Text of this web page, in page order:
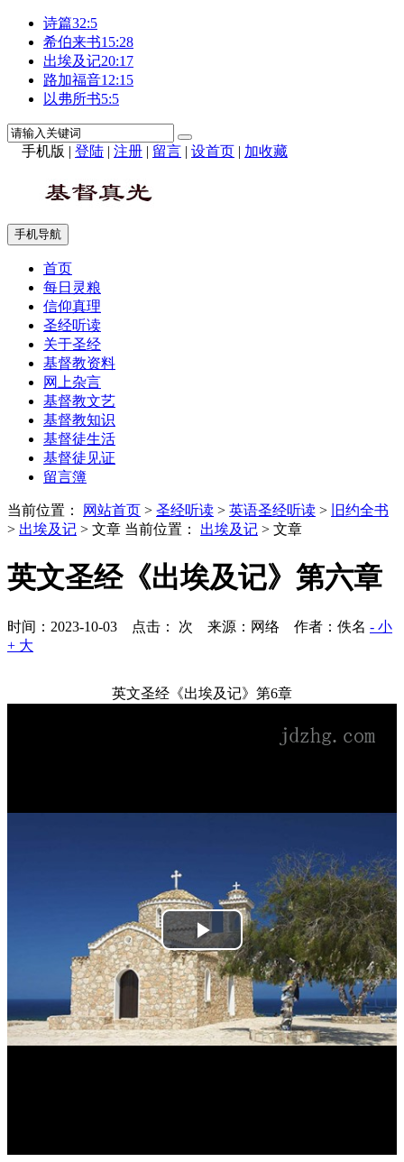
诗篇32:5
希伯来书15:28
出埃及记20:17
路加福音12:15
以弗所书5:5
手机版 | 登陆 | 注册 | 留言 | 设首页 | 加收藏
手机导航
首页
每日灵粮
信仰真理
圣经听读
关于圣经
基督教资料
网上杂言
基督教文艺
基督教知识
基督徒生活
基督徒见证
留言簿
当前位置： 网站首页 > 圣经听读 > 英语圣经听读 >
旧约全书
> 出埃及记 > 文章 当前位置： 出埃及记 > 文章
英文圣经《出埃及记》第六章
时间：2023-10-03 点击： 次 来源：网络 作者：佚名 - 小
+ 大
英文圣经《出埃及记》第6章